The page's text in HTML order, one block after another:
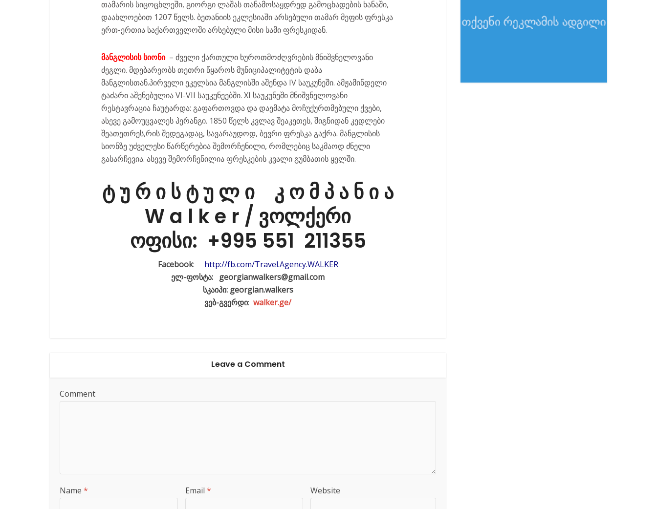
თამარის სიცოცხლეში, გიორგი ლაშას თანამოსაყდრედ გამოცხადების ხანაში,
დაახლოებით 1207 წელს. ბეთანიის ეკლესიაში არსებული თამარ მეფის ფრესკა
ერთ-ერთია საქართველოში არსებული მისი სამი ფრესკიდან.
მანგლისის სიონი – ძველი ქართული ხუროთმოძღვრების მნიშვნელოვანი
ძეგლი. მდებარეობს თეთრი წყაროს მუნიციპალიტეტის დაბა
მანგლისთან.პირველი ეკელსია მანგლისში აშენდა IV საუკუნეში. ამჟამინდელი
ტაძარი აშენებულია VI-VII საუკუნეებში. XI საუკუნეში მნიშვნელოვანი
რესტავრაცია ჩაუტარდა: გაფართოვდა და დაემატა მოჩუქურთმებული ქვები,
ასევე გამოუცვალეს პერანგი. 1850 წელს კვლავ შეაკეთეს, შიგნიდან კედლები
შეათეთრეს,რის შედეგადაც, სავარაუდოდ, ბევრი ფრესკა გაქრა. მანგლისის
სიონზე უძველესი წარწერებია შემორჩენილი, რომლებიც საკმაოდ ძნელი
გასარჩევია. ასევე შემორჩენილია ფრესკების კვალი გუმბათის ყელში.
ტ უ რ ი ს ტ უ ლ ი კ ო მ პ ა ნ ი ა
W a l k e r / ვოლქერი
ოფისი: +995 551 211355
Facebook: http://fb.com/Travel.Agency.WALKER
ელ-ფოსტა: georgianwalkers@gmail.com
სკაიპი: georgian.walkers
ვებ-გვერდი: walker.ge/
Leave a Comment
Comment
Name * Email * Website